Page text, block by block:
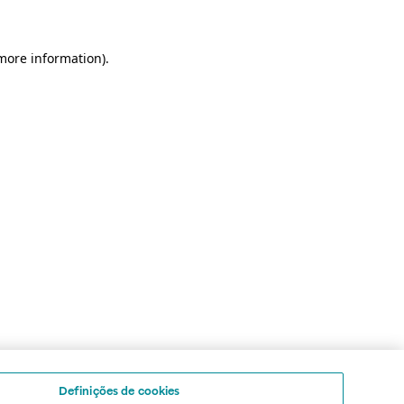
information).
Definições de cookies